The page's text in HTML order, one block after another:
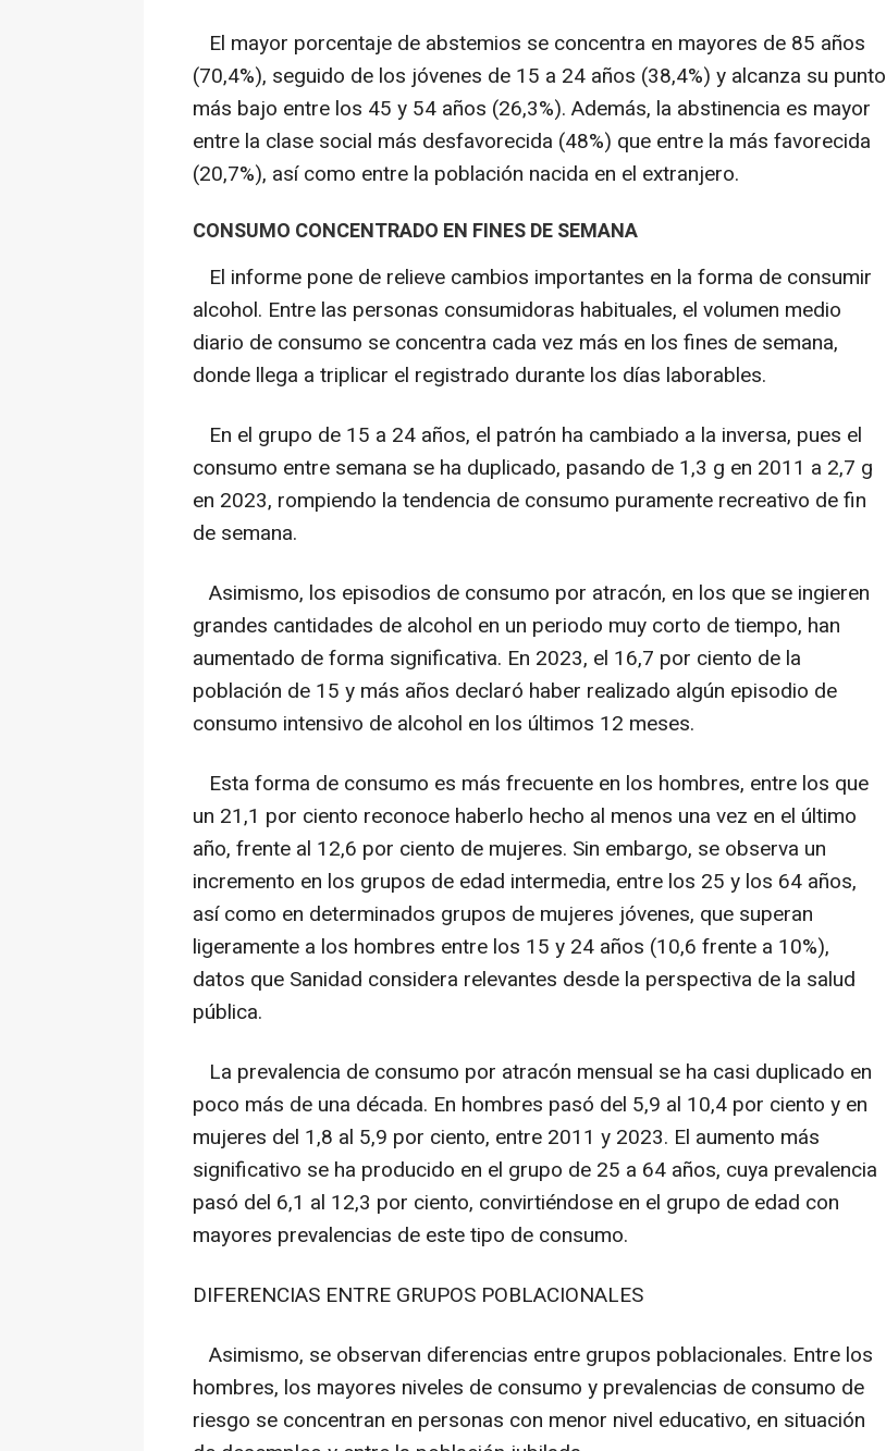
El mayor porcentaje de abstemios se concentra en mayores de 85 años
(70,4%), seguido de los jóvenes de 15 a 24 años (38,4%) y alcanza su punto
más bajo entre los 45 y 54 años (26,3%). Además, la abstinencia es mayor
entre la clase social más desfavorecida (48%) que entre la más favorecida
(20,7%), así como entre la población nacida en el extranjero.
CONSUMO CONCENTRADO EN FINES DE SEMANA
El informe pone de relieve cambios importantes en la forma de consumir
alcohol. Entre las personas consumidoras habituales, el volumen medio
diario de consumo se concentra cada vez más en los fines de semana,
donde llega a triplicar el registrado durante los días laborables.
En el grupo de 15 a 24 años, el patrón ha cambiado a la inversa, pues el
consumo entre semana se ha duplicado, pasando de 1,3 g en 2011 a 2,7 g
en 2023, rompiendo la tendencia de consumo puramente recreativo de fin
de semana.
Asimismo, los episodios de consumo por atracón, en los que se ingieren
grandes cantidades de alcohol en un periodo muy corto de tiempo, han
aumentado de forma significativa. En 2023, el 16,7 por ciento de la
población de 15 y más años declaró haber realizado algún episodio de
consumo intensivo de alcohol en los últimos 12 meses.
Esta forma de consumo es más frecuente en los hombres, entre los que
un 21,1 por ciento reconoce haberlo hecho al menos una vez en el último
año, frente al 12,6 por ciento de mujeres. Sin embargo, se observa un
incremento en los grupos de edad intermedia, entre los 25 y los 64 años,
así como en determinados grupos de mujeres jóvenes, que superan
ligeramente a los hombres entre los 15 y 24 años (10,6 frente a 10%),
datos que Sanidad considera relevantes desde la perspectiva de la salud
pública.
La prevalencia de consumo por atracón mensual se ha casi duplicado en
poco más de una década. En hombres pasó del 5,9 al 10,4 por ciento y en
mujeres del 1,8 al 5,9 por ciento, entre 2011 y 2023. El aumento más
significativo se ha producido en el grupo de 25 a 64 años, cuya prevalencia
pasó del 6,1 al 12,3 por ciento, convirtiéndose en el grupo de edad con
mayores prevalencias de este tipo de consumo.
DIFERENCIAS ENTRE GRUPOS POBLACIONALES
Asimismo, se observan diferencias entre grupos poblacionales. Entre los
hombres, los mayores niveles de consumo y prevalencias de consumo de
riesgo se concentran en personas con menor nivel educativo, en situación